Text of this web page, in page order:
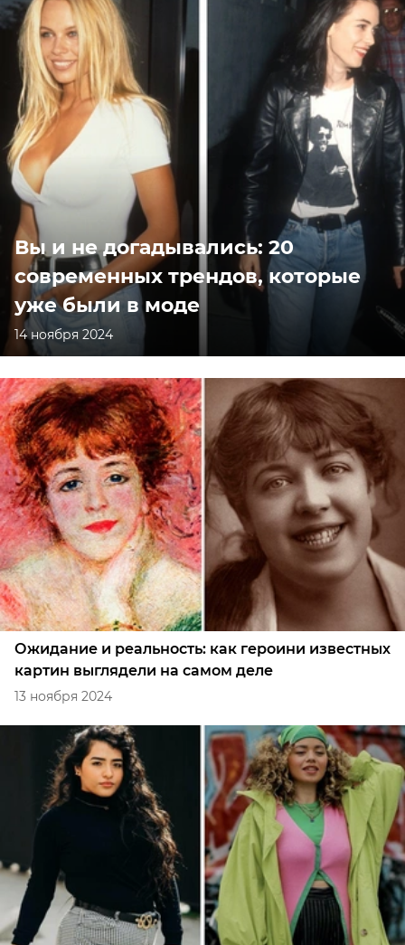
Вы и не догадывались: 20
современных трендов, которые
уже были в моде
14 ноября 2024
Ожидание и реальность: как героини известных
картин выглядели на самом деле
13 ноября 2024